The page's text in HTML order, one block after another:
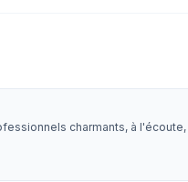
charmants, à